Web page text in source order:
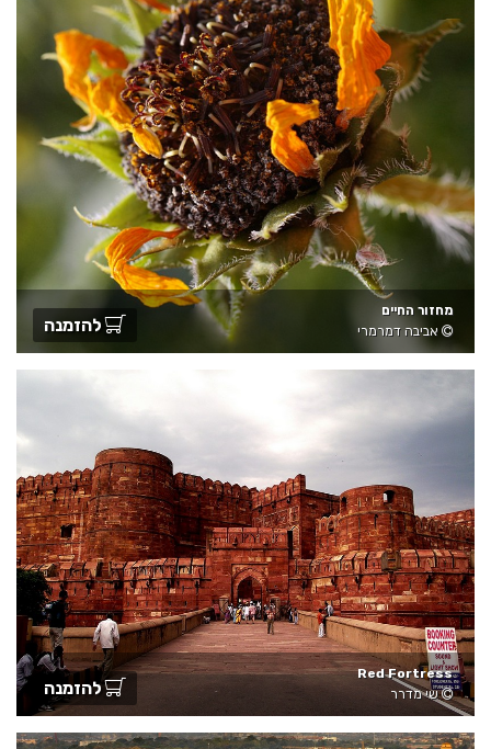
מחזור החיים
אביבה דמרמרי
להזמנה
Red Fortress
שי מדרר
להזמנה